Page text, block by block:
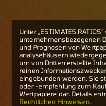
Unter „ESTIMATES
unternehmensbezogenen
und Prognosen von
analysehäusern
um von Dritten erstellte
reinen
eingebunden werden. Sie
oder -empfehlung zum
Wertpapiere dar. Details
Rechtlichen Hinweisen.